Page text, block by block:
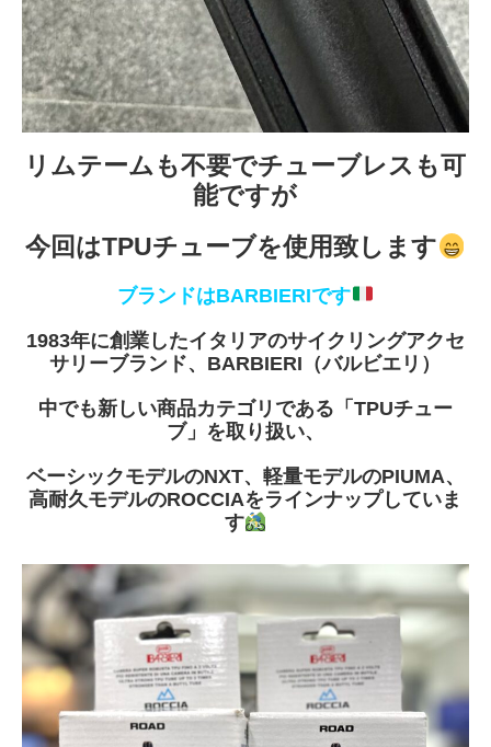
リムテームも不要でチューブレスも可
能ですが
今回はTPUチューブを使用致します
ブランドはBARBIERIです
1983年に創業したイタリアのサイクリングアクセ
サリーブランド、BARBIERI（バルビエリ）
中でも新しい商品カテゴリである「TPUチュー
ブ」を取り扱い、
ベーシックモデルのNXT、軽量モデルのPIUMA、
高耐久モデルのROCCIAをラインナップしていま
す